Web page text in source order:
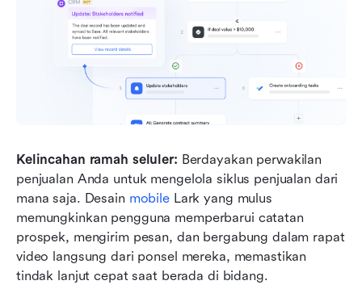
Kelincahan ramah seluler: Berdayakan perwakilan
penjualan Anda untuk mengelola siklus penjualan dari
mana saja. Desain mobile Lark yang mulus
memungkinkan pengguna memperbarui catatan
prospek, mengirim pesan, dan bergabung dalam rapat
video langsung dari ponsel mereka, memastikan
tindak lanjut cepat saat berada di bidang.